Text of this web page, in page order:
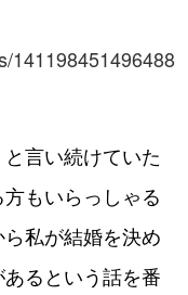
141198451496488
言い続けていた
もいらっしゃる
私が結婚を決め
るという話を番